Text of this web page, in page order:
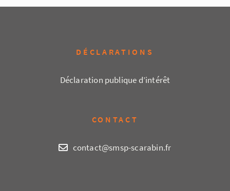
DÉCLARATIONS
Déclaration publique d’intérêt
CONTACT
contact@smsp-scarabin.fr